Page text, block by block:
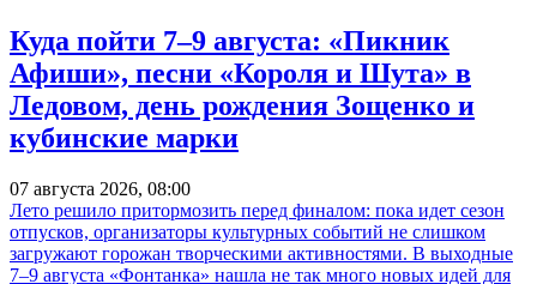
Куда пойти 7–9 августа: «Пикник
Афиши», песни «Короля и Шута» в
Ледовом, день рождения Зощенко и
кубинские марки
07 августа 2026, 08:00
Лето решило притормозить перед финалом: пока идет сезон
отпусков, организаторы культурных событий не слишком
загружают горожан творческими активностями. В выходные
7–9 августа «Фонтанка» нашла не так много новых идей для